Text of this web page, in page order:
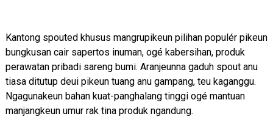
Kantong spouted khusus mangrupikeun pilihan populér pikeun
bungkusan cair sapertos inuman, ogé kabersihan, produk
perawatan pribadi sareng bumi. Aranjeunna gaduh spout anu
tiasa ditutup deui pikeun tuang anu gampang, teu kaganggu.
Ngagunakeun bahan kuat-panghalang tinggi ogé mantuan
manjangkeun umur rak tina produk ngandung.